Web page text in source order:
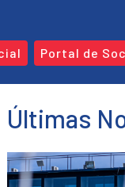
Portal de
Últimas